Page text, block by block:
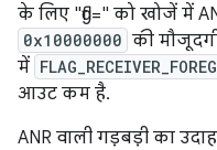
के लिए "flg=" को खोजें में
0x10000000 की
में
आउट कम है.
ANR वाली गड़बड़ी का